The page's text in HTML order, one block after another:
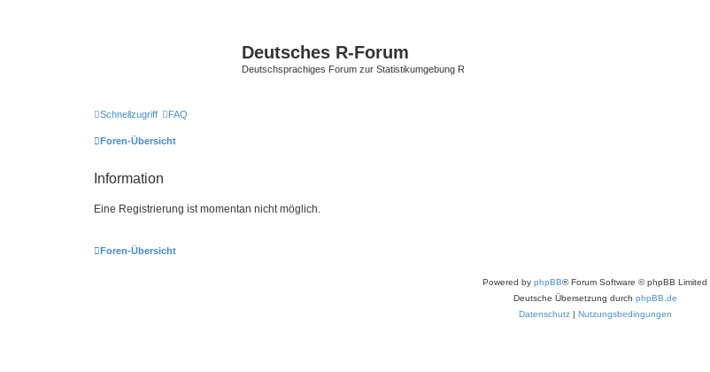
Deutsches R-Forum
Deutschsprachiges Forum zur Statistikumgebung R
Schnellzugriff FAQ
Foren-Übersicht
Information
Eine Registrierung ist momentan nicht möglich.
Foren-Übersicht
Powered by phpBB® Forum Software © phpBB Limited
Deutsche Übersetzung durch phpBB.de
Datenschutz| Nutzungsbedingungen